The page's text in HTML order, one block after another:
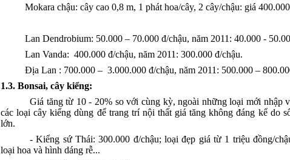
Mokara chậu: cây cao 0,8 m, 1 phát hoa/cây, 2 cây/chậu: giá 400.000
Lan Dendrobium: 50.000 – 70.000 đ/chậu, năm 2011: 40.000 -
Lan Vanda: 400.000 đ/chậu, năm 2011: 300.000 đ/chậu.
Địa Lan : 700.000 – 3.000.000 đ/chậu, năm 2011: 500.000 –
1.3. Bonsai, cây kiểng:
Giá tăng từ 10 - 20% so với cùng kỳ, ngoài những loại mới nhập
các loại cây kiểng dùng để trang trí nội thất giá tăng không đáng kể do
lớn.
- Kiểng sứ Thái: 300.000 đ/chậu; loại đẹp giá từ 1 triệu đồng/
loại hoa và hình dáng rễ...